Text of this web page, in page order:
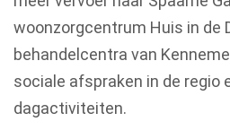
woonzorgcentrum Huis in de
behandelcentra van
sociale afspraken in de regio
dagactiviteiten.